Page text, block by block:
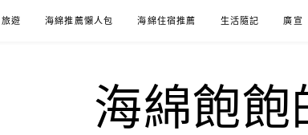
遊 海綿推薦懶人包 海綿住宿推薦 生活隨記 廣宣
海綿飽飽